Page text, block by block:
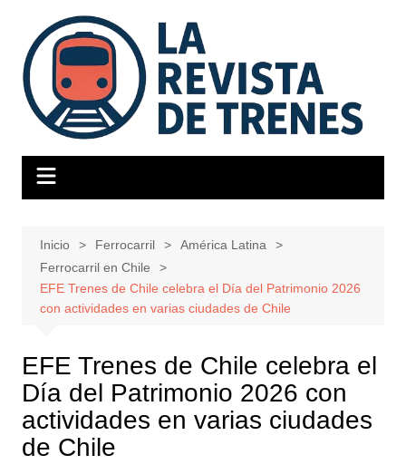
contenido
Inicio Ferrocarril
América Latina
Ferrocarril en Chile
EFE Trenes de Chile celebra el Día del Patrimonio 2026
con actividades en varias ciudades de Chile
EFE Trenes de Chile celebra el
Día del Patrimonio 2026 con
actividades en varias ciudades
de Chile